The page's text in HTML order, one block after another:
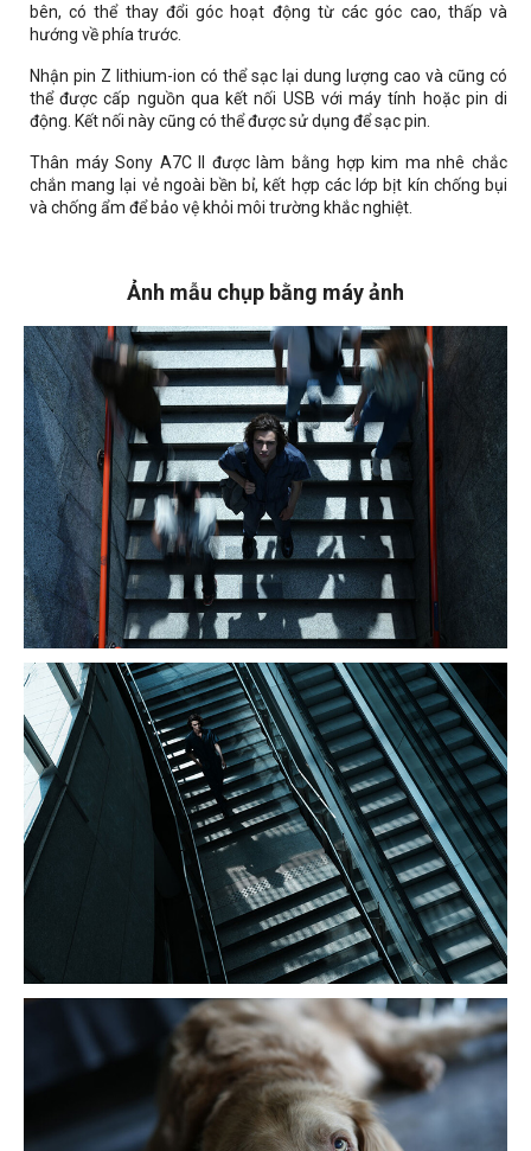
bên, có thể thay đổi góc hoạt động từ các góc cao, thấp và
hướng về phía trước.
Nhận pin Z lithium-ion có thể sạc lại dung lượng cao và cũng có
thể được cấp nguồn qua kết nối USB với máy tính hoặc pin di
động. Kết nối này cũng có thể được sử dụng để sạc pin.
Thân máy Sony A7C II được làm bằng hợp kim ma nhê chắc
chắn mang lại vẻ ngoài bền bỉ, kết hợp các lớp bịt kín chống bụi
và chống ẩm để bảo vệ khỏi môi trường khắc nghiệt.
Ảnh mẫu chụp bằng máy ảnh